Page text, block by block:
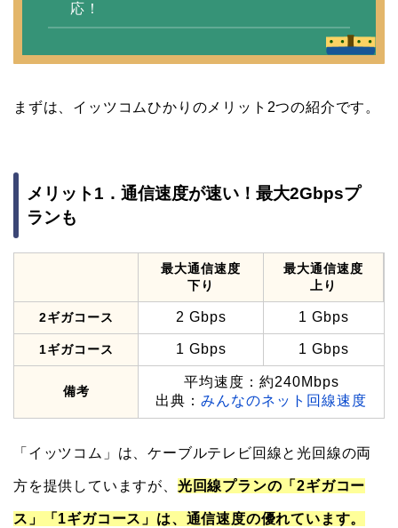
応！
まずは、イッツコムひかりのメリット2つの紹介です。
メリット1．通信速度が速い！最大2Gbpsプ
ランも
最大通信速度
下り
最大通信速度
上り
2ギガコース 2 Gbps 1 Gbps
1ギガコース 1 Gbps 1 Gbps
備考
平均速度：約240Mbps
出典： みんなのネット回線速度
「イッツコム」は、ケーブルテレビ回線と光回線の両
方を提供していますが、 光回線プランの「2ギガコー
ス」「1ギガコース」は、通信速度の優れています。